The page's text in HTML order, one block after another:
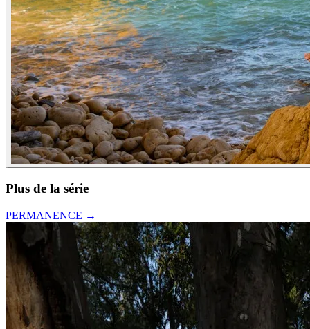
Plus de la série
PERMANENCE →